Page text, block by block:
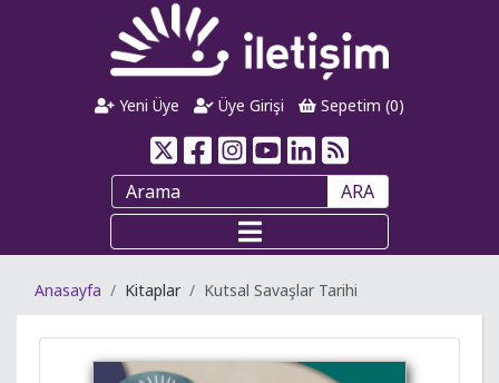
Yeni Üye Üye Girişi Sepetim (0)
ARA
Anasayfa Kitaplar Kutsal Savaşlar Tarihi